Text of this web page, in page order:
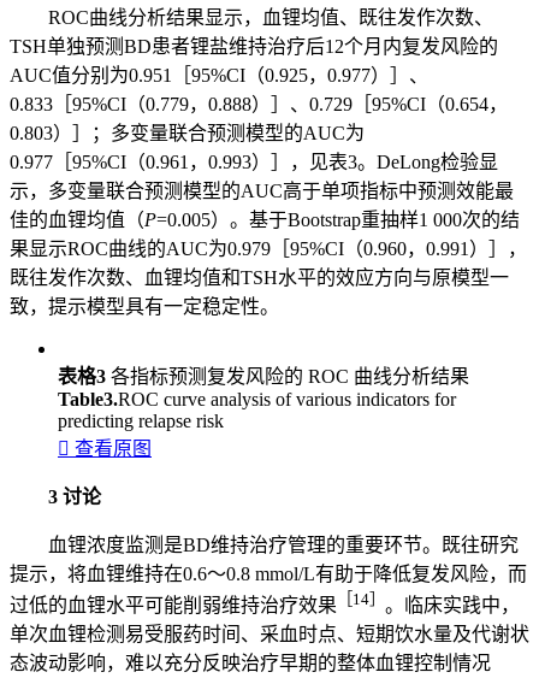
ROC曲线分析结果显示，血锂均值、既往发作次数、
TSH单独预测BD患者锂盐维持治疗后12个月内复发风险的
AUC值分别为0.951［95%CI（0.925，0.977）］、
0.833［95%CI（0.779，0.888）］、0.729［95%CI（0.654，
0.803）］；多变量联合预测模型的AUC为
0.977［95%CI（0.961，0.993）］，见表3。DeLong检验显
示，多变量联合预测模型的AUC高于单项指标中预测效能最
佳的血锂均值（P=0.005）。基于Bootstrap重抽样1 000次的结
果显示ROC曲线的AUC为0.979［95%CI（0.960，0.991）］，
既往发作次数、血锂均值和TSH水平的效应方向与原模型一
致，提示模型具有一定稳定性。
表格3 各指标预测复发风险的 ROC 曲线分析结果
Table3.ROC curve analysis of various indicators for
predicting relapse risk
 查看原图
3 讨论
血锂浓度监测是BD维持治疗管理的重要环节。既往研究
提示，将血锂维持在0.6～0.8 mmol/L有助于降低复发风险，而
过低的血锂水平可能削弱维持治疗效果 ［14］ 。临床实践中，
单次血锂检测易受服药时间、采血时点、短期饮水量及代谢状
态波动影响，难以充分反映治疗早期的整体血锂控制情况